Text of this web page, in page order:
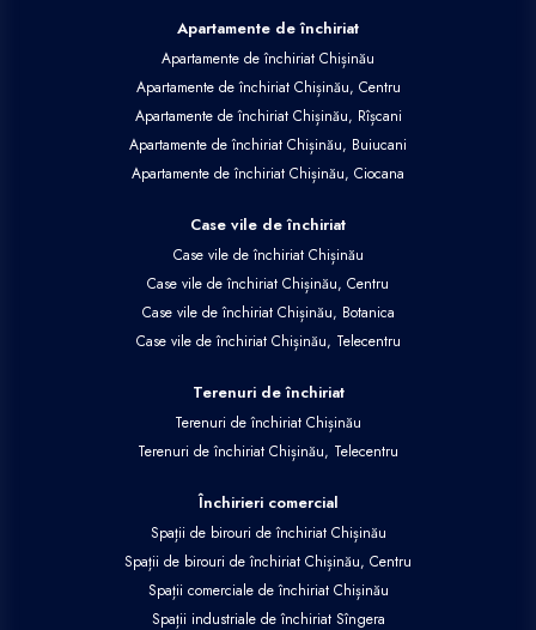
Apartamente de închiriat
Apartamente de închiriat Chișinău
Apartamente de închiriat Chișinău, Centru
Apartamente de închiriat Chișinău, Rîșcani
Apartamente de închiriat Chișinău, Buiucani
Apartamente de închiriat Chișinău, Ciocana
Case vile de închiriat
Case vile de închiriat Chișinău
Case vile de închiriat Chișinău, Centru
Case vile de închiriat Chișinău, Botanica
Case vile de închiriat Chișinău, Telecentru
Terenuri de închiriat
Terenuri de închiriat Chișinău
Terenuri de închiriat Chișinău, Telecentru
Închirieri comercial
Spații de birouri de închiriat Chișinău
Spații de birouri de închiriat Chișinău, Centru
Spații comerciale de închiriat Chișinău
Spații industriale de închiriat Sîngera